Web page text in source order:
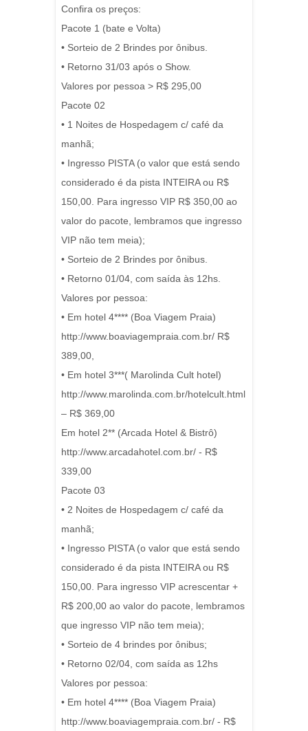
Confira os preços:
Pacote 1 (bate e Volta)
• Sorteio de 2 Brindes por ônibus.
• Retorno 31/03 após o Show.
Valores por pessoa > R$ 295,00
Pacote 02
• 1 Noites de Hospedagem c/ café da
manhã;
• Ingresso PISTA (o valor que está sendo
considerado é da pista INTEIRA ou R$
150,00. Para ingresso VIP R$ 350,00 ao
valor do pacote, lembramos que ingresso
VIP não tem meia);
• Sorteio de 2 Brindes por ônibus.
• Retorno 01/04, com saída às 12hs.
Valores por pessoa:
• Em hotel 4**** (Boa Viagem Praia)
http://www.boaviagempraia.com.br/ R$
389,00,
• Em hotel 3***( Marolinda Cult hotel)
http://www.marolinda.com.br/hotelcult.html
– R$ 369,00
Em hotel 2** (Arcada Hotel & Bistrô)
http://www.arcadahotel.com.br/ - R$
339,00
Pacote 03
• 2 Noites de Hospedagem c/ café da
manhã;
• Ingresso PISTA (o valor que está sendo
considerado é da pista INTEIRA ou R$
150,00. Para ingresso VIP acrescentar +
R$ 200,00 ao valor do pacote, lembramos
que ingresso VIP não tem meia);
• Sorteio de 4 brindes por ônibus;
• Retorno 02/04, com saída as 12hs
Valores por pessoa:
• Em hotel 4**** (Boa Viagem Praia)
http://www.boaviagempraia.com.br/ - R$